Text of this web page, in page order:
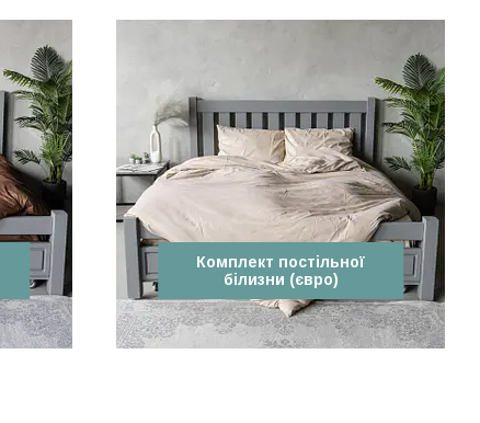
Комплект постільної
білизни (євро)